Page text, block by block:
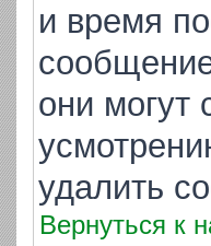
и время
они могут
удалить
Вернуться к